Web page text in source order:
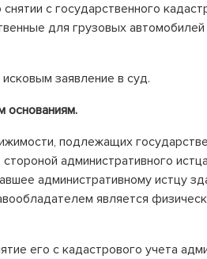
с государственного
для грузовых
заявление в суд.
основаниям.
подлежащих
административного
административному истцу
является
его с кадастрового учета